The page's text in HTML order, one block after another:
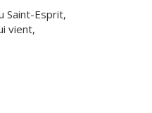
Saint-Esprit,
vient,